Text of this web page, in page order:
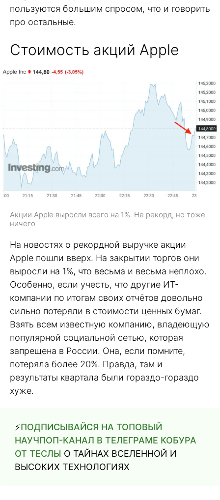
пользуются большим спросом, что и говорить
про остальные.
Стоимость акций Apple
Акции Apple выросли всего на 1%. Не рекорд, но тоже
ничего
На новостях о рекордной выручке акции
Apple пошли вверх. На закрытии торгов они
выросли на 1%, что весьма и весьма неплохо.
Особенно, если учесть, что другие ИТ-
компании по итогам своих отчётов довольно
сильно потеряли в стоимости ценных бумаг.
Взять всем известную компанию, владеющую
популярной социальной сетью, которая
запрещена в России. Она, если помните,
потеряла более 20%. Правда, там и
результаты квартала были гораздо-гораздо
хуже.
⚡️ПОДПИСЫВАЙСЯ НА ТОПОВЫЙ
НАУЧПОП-КАНАЛ В ТЕЛЕГРАМЕ КОБУРА
ОТ ТЕСЛЫ О ТАЙНАХ ВСЕЛЕННОЙ И
ВЫСОКИХ ТЕХНОЛОГИЯХ